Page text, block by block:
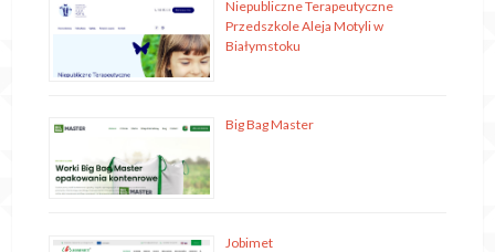
Niepubliczne Terapeutyczne
Przedszkole Aleja Motyli w
Białymstoku
Big Bag Master
Jobimet